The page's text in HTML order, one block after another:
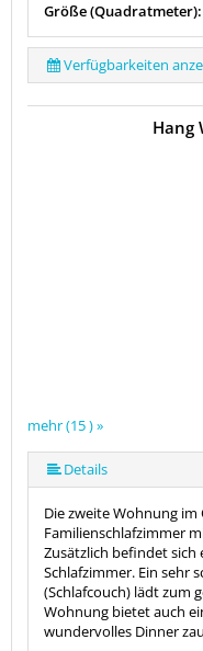
Größe (Quadratmeter):
Verfügbarkeiten
mehr (15 ) »
mehr (15 ) »
mehr (15 ) »
mehr (15 ) »
mehr (15 ) »
mehr (15 ) »
mehr (15 ) »
mehr (15 ) »
mehr (15 ) »
mehr (15 ) »
mehr (15 ) »
mehr (15 ) »
Hang
Details
Die zweite Wohnung
Familienschlafzimmer
Zusätzlich befindet sich
Schlafzimmer. Ein sehr
(Schlafcouch) lädt zum
Wohnung bietet auch
wundervolles Dinner